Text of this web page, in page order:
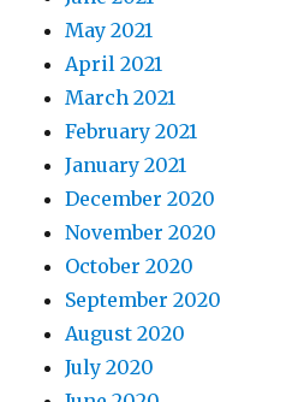
May 2021
April 2021
March 2021
February 2021
January 2021
December 2020
November 2020
October 2020
September 2020
August 2020
July 2020